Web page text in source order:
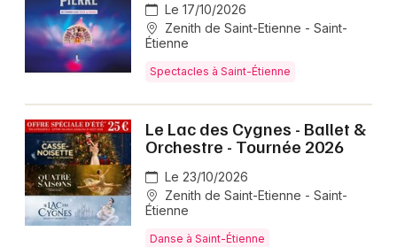
Le 17/10/2026
Zenith de Saint-Etienne - Saint-
Étienne
Spectacles à Saint-Étienne
Le Lac des Cygnes - Ballet &
Orchestre - Tournée 2026
Le 23/10/2026
Zenith de Saint-Etienne - Saint-
Étienne
Danse à Saint-Étienne